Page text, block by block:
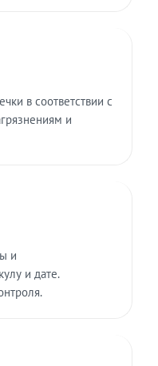
в соответствии с
и
и
и дате.